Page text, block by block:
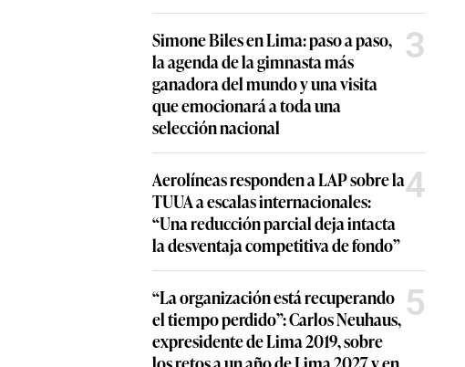
Simone Biles en Lima: paso a paso,
la agenda de la gimnasta más
ganadora del mundo y una visita
que emocionará a toda una
selección nacional
3
Aerolíneas responden a LAP sobre la
TUUA a escalas internacionales:
“Una reducción parcial deja intacta
la desventaja competitiva de fondo”
4
“La organización está recuperando
el tiempo perdido”: Carlos Neuhaus,
expresidente de Lima 2019, sobre
5